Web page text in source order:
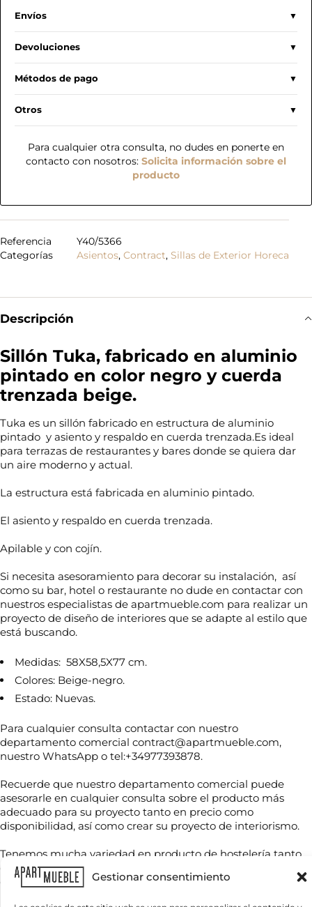
Gestionar consentimiento
Envíos
Devoluciones
Métodos de pago
Otros
Para cualquier otra consulta, no dudes en ponerte en
contacto con nosotros: Solicita información sobre el
producto
Referencia
Y40/5366
Categorías
Asientos, Contract, Sillas de Exterior Horeca
Descripción
Sillón Tuka, fabricado en aluminio
pintado en color negro y cuerda
trenzada beige.
Tuka es un sillón fabricado en estructura de aluminio
pintado y asiento y respaldo en cuerda trenzada.Es ideal
para terrazas de restaurantes y bares donde se quiera dar
un aire moderno y actual.
La estructura está fabricada en aluminio pintado.
El asiento y respaldo en cuerda trenzada.
Apilable y con cojín.
Si necesita asesoramiento para decorar su instalación, así
como su bar, hotel o restaurante no dude en contactar con
nuestros especialistas de apartmueble.com para realizar un
proyecto de diseño de interiores que se adapte al estilo que
está buscando.
Medidas: 58X58,5X77 cm.
Colores: Beige-negro.
Estado: Nuevas.
Para cualquier consulta contactar con nuestro
departamento comercial contract@apartmueble.com,
nuestro WhatsApp o tel:+34977393878.
Recuerde que nuestro departamento comercial puede
asesorarle en cualquier consulta sobre el producto más
adecuado para su proyecto tanto en precio como
disponibilidad, así como crear su proyecto de interiorismo.
Tenemos mucha variedad en producto de hostelería tanto
de importación como nacional, por compra unitaria o de
contenedores.
N
m
b
r
e
*
T
e
é
o
n
C
o